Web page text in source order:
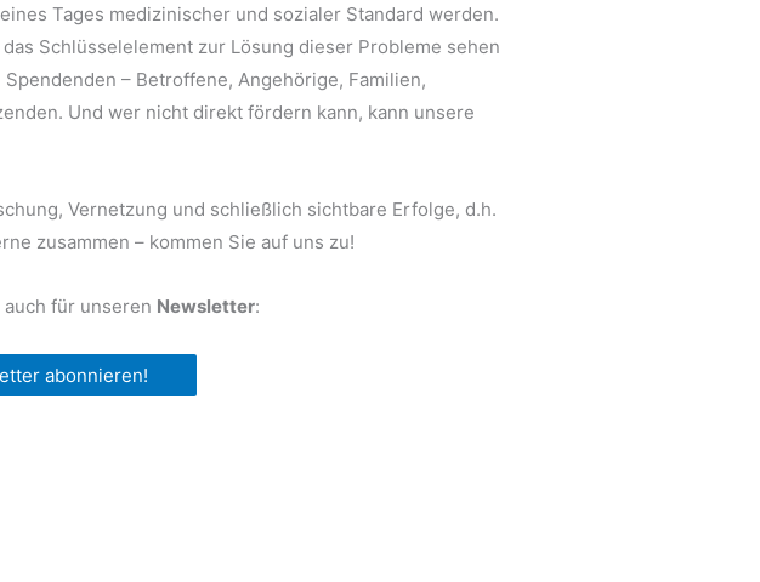
Tages medizinischer und sozialer Standard werden.
Schlüsselelement zur Lösung dieser Probleme sehen
– Betroffene, Angehörige, Familien,
Und wer nicht direkt fördern kann, kann unsere
Vernetzung und schließlich sichtbare Erfolge, d.h.
zusammen – kommen Sie auf uns zu!
für unseren Newsletter:
abonnieren!